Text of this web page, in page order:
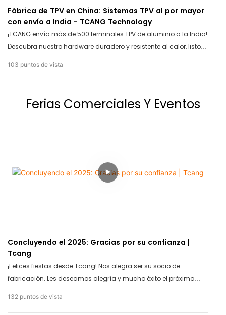
Fábrica de TPV en China: Sistemas TPV al por mayor
con envío a India - TCANG Technology
¡TCANG envía más de 500 terminales TPV de aluminio a la India!
Descubra nuestro hardware duradero y resistente al calor, listo
ofrecemos embalaje seguro y precios de mayoreo directos de
103 puntos de vista
Ferias Comerciales Y Eventos
Concluyendo el 2025: Gracias por su confianza |
Tcang
¡Felices fiestas desde Tcang! Nos alegra ser su socio de
fabricación. Les deseamos alegría y mucho éxito el próximo
132 puntos de vista